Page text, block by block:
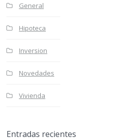
General
Hipoteca
Inversion
Novedades
Vivienda
Entradas recientes